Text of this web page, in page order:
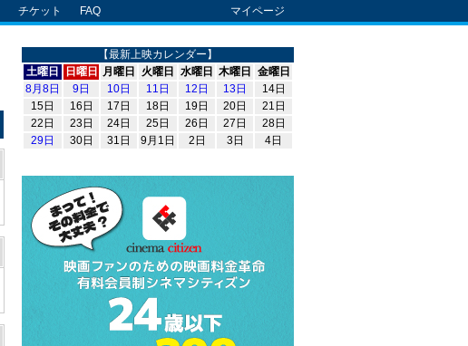
チケット FAQ マイページ
【最新上映カレンダー】
土曜日
日曜日 月曜日 火曜日 水曜日 木曜日
金曜日
8月8日
9日 10日 11日 12日 13日
14日
15日
16日 17日 18日 19日 20日
21日
22日
23日 24日 25日 26日 27日
28日
29日
30日 31日 9月1日 2日 3日 4日